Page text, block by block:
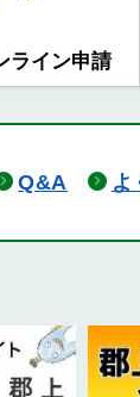
ライン申請
Q&A よ